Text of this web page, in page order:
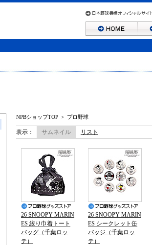
NPBショップTOP > プロ野球
表示： サムネイル リスト
26 SNOOPY MARIN
ES 絞り巾着トート
バッグ（千葉ロッ
テ）
26 SNOOPY MARIN
ES シークレット缶
バッジ（千葉ロッ
テ）